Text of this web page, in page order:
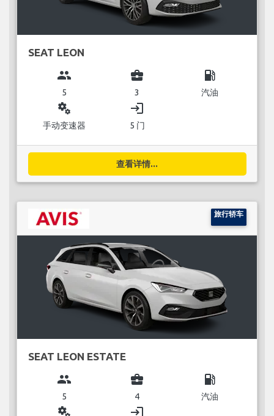
SEAT LEON
group
5
business_center
3
local_gas_station
汽油
miscellaneous_services
手动变速器
login
5 门
查看详情...
旅行轿车
SEAT LEON ESTATE
group
5
business_center
4
local_gas_station
汽油
miscellaneous_services login